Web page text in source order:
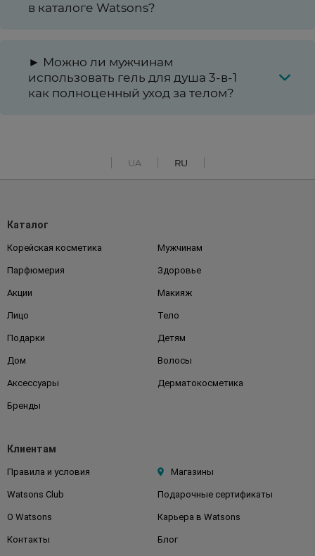
в каталоге Watsons?
► Можно ли мужчинам
использовать гель для душа 3-в-1
как полноценный уход за телом?
UA RU
Каталог
Корейская косметика Мужчинам
Парфюмерия Здоровье
Акции Макияж
Лицо Тело
Подарки Детям
Дом Волосы
Аксессуары Дерматокосметика
Бренды
Клиентам
Правила и условия Магазины
Watsons Club Подарочные сертификаты
О Watsons Карьера в Watsons
Контакты Блог